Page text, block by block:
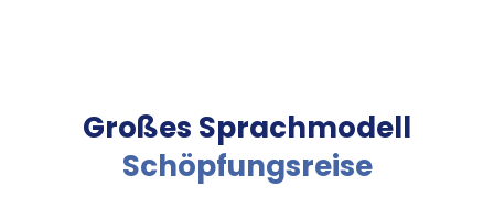
Großes Sprachmodell
Schöpfungsreise